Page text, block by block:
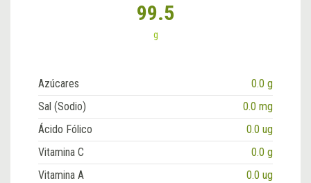
99.5
g
Azúcares
0.0 g
Sal (Sodio)
0.0 mg
Ácido Fólico
0.0 ug
Vitamina C
0.0 g
Vitamina A
0.0 ug